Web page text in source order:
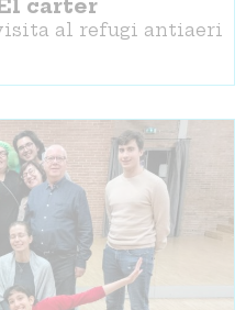
carter
al refugi antiaeri